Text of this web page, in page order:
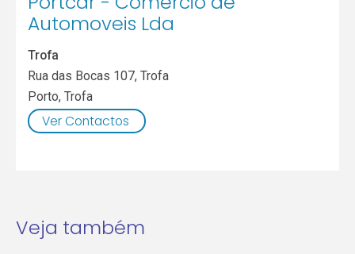
Automoveis Lda
Trofa
Rua das Bocas 107, Trofa
Porto,Trofa
Ver Contactos
Veja também